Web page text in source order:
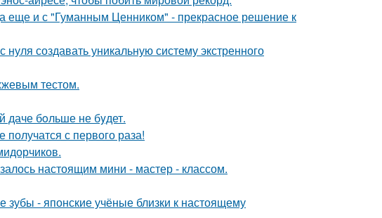
еще и с "Гуманным Ценником" - прекрасное решение к
создавать уникальную систему экстренного
тестом.
даче бoльше не бyдет.
с первого раза!
настоящим мини - мастер - классом.
зубы - японские учёные близки к настоящему